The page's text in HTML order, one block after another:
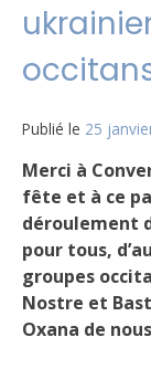
Publié le 25
Merci à
fête et à ce
déroulement
pour tous,
groupes
Nostre et
Oxana de